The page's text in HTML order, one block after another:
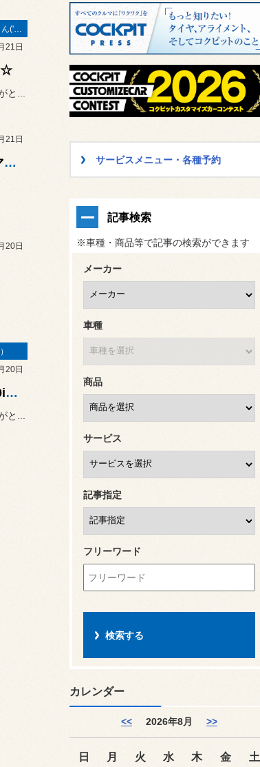
本業はタイヤ屋さん('ω')/
21日
☆
と...
21日
◆TOYOTA CROWN [ARS220] AIMGAIN マフラー取付◆
20日
20日
BMW F11 XL20 × WORK GNOSIS CV201 20inch ディープコンケーブ！！納得の仕上がり(・ω<)
と...
サービスメニュー・各種予約
記事検索
※車種・商品等で記事の検索ができます
メーカー
車種
商品
サービス
記事指定
フリーワード
カレンダー
<< 2026年8月 >>
日 月 火 水 木 金
土